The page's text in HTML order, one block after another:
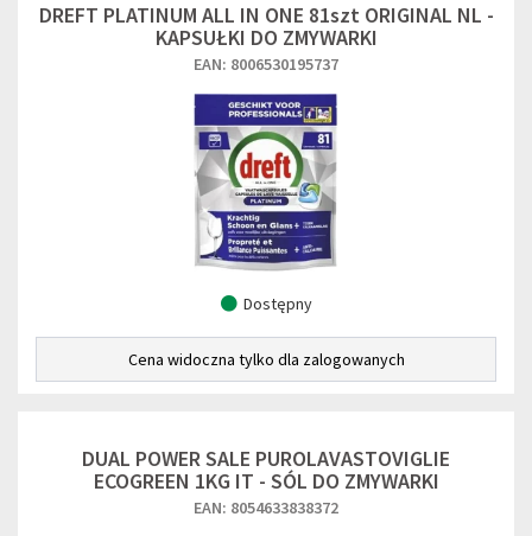
DREFT PLATINUM ALL IN ONE 81szt ORIGINAL NL -
KAPSUŁKI DO ZMYWARKI
EAN: 8006530195737
Dostępny
Cena widoczna tylko dla zalogowanych
DUAL POWER SALE PUROLAVASTOVIGLIE
ECOGREEN 1KG IT - SÓL DO ZMYWARKI
EAN: 8054633838372